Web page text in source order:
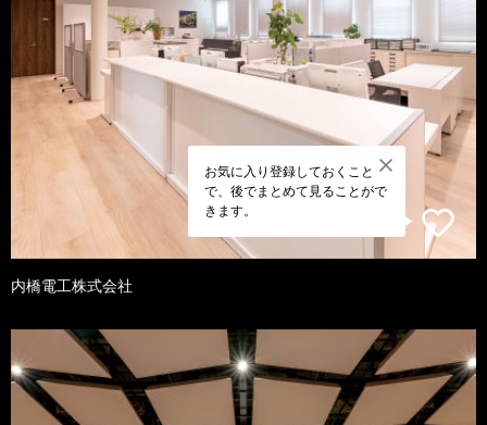
お気に入り登録しておくこと
で、後でまとめて見ることがで
きます。
内橋電工株式会社